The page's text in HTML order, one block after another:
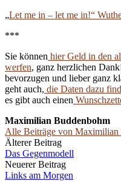
„Let me in – let me in!“
***
Sie können hier Geld in den
werfen, ganz herzlichen
bevorzugen und lieber ganz
geht auch, die Daten dazu
es gibt auch einen
Maximilian Buddenbohm
Alle Beiträge von
Beitrags-
Navigation
Älterer Beitrag
Das Gegenmodell
Neuerer Beitrag
Links am Morgen